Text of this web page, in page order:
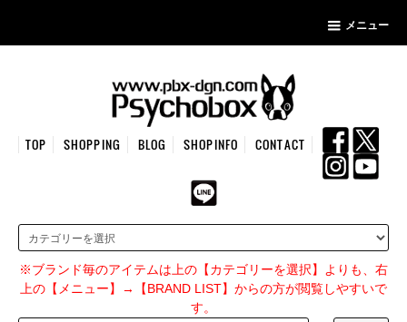
メニュー
TOP SHOPPING BLOG SHOPINFO CONTACT
※ブランド毎のアイテムは上の【カテゴリーを選択】よりも、右
上の【メニュー】→【BRAND LIST】からの方が閲覧しやすいで
す。